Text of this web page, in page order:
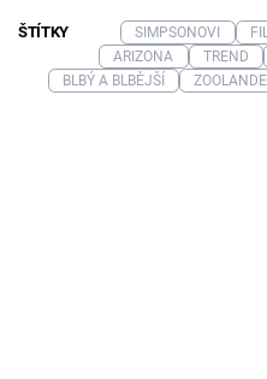
ŠTÍTKY SIMPSONOVI
ARIZONA
TREND
BLBÝ A BLBĚJŠÍ